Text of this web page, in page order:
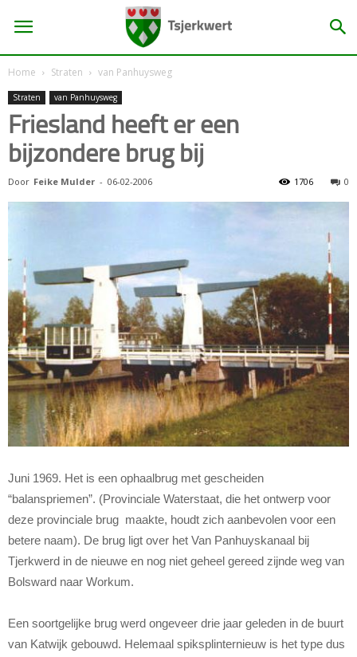
Home Straten van Panhuysweg
Straten van Panhuysweg
Friesland heeft er een
bijzondere brug bij
Door Feike Mulder - 06-02-2006 0
1706
Juni 1969. Het is een ophaalbrug met gescheiden
“balanspriemen”. (Provinciale Waterstaat, die het ontwerp voor
deze provinciale brug maakte, houdt zich aanbevolen voor een
betere naam). De brug ligt over het Van Panhuyskanaal bij
Tjerkwerd in de nieuwe en nog niet geheel gereed zijnde weg van
Bolsward naar Workum.
Een soortgelijke brug werd ongeveer drie jaar geleden in de buurt
van Katwijk gebouwd. Helemaal spiksplinternieuw is het type dus